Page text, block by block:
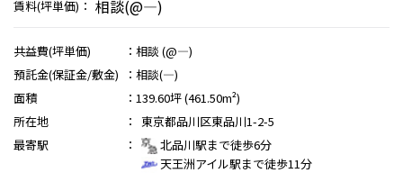
賃料(坪単価)： 相談(@―)
共益費(坪単価) ： 相談 (@―)
預託金(保証金/敷金)
： 相談(―)
面積
： 139.60坪 (461.50m²)
所在地
：
東京都品川区東品川1-2-5
最寄駅
：
北品川駅まで徒歩6分
天王洲アイル駅まで徒歩11分